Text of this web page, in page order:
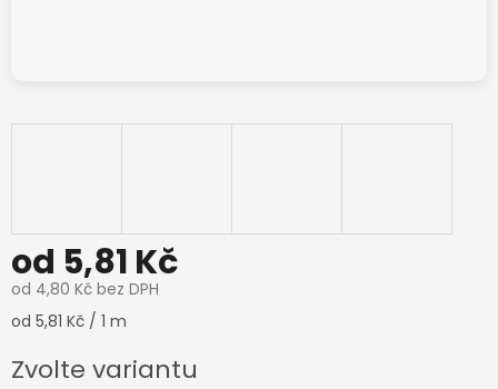
od 5,81 Kč
od 4,80 Kč bez DPH
Měrná
od 5,81 Kč / 1 m
Zvolte variantu